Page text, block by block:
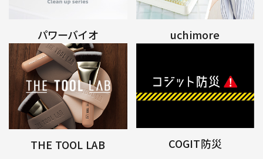
パワーバイオ uchimore
THE TOOL LAB COGIT防災